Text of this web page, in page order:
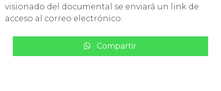
visionado del documental se enviará un link de
acceso al correo electrónico.
Compartir